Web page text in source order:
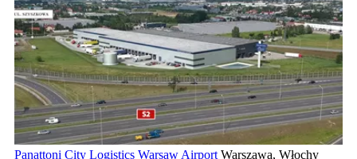
Panattoni City Logistics Warsaw Airport Warszawa, Włochy